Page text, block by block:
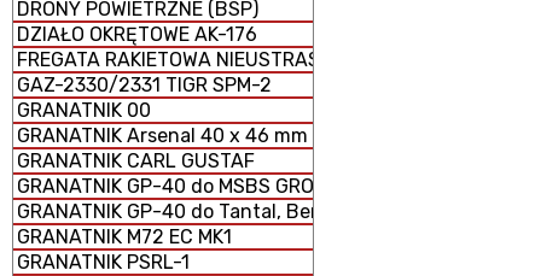
DRONY POWIETRZNE (BSP)
DZIAŁO OKRĘTOWE AK-176
FREGATA RAKIETOWA NIEUSTRASZYMYJ
GAZ-2330/2331 TIGR SPM-2
GRANATNIK 00
GRANATNIK Arsenal 40 x 46 mm
GRANATNIK CARL GUSTAF
GRANATNIK GP-40 do MSBS GROT
GRANATNIK GP-40 do Tantal, Beryl, AKM i GS-40
GRANATNIK M72 EC MK1
GRANATNIK PSRL-1